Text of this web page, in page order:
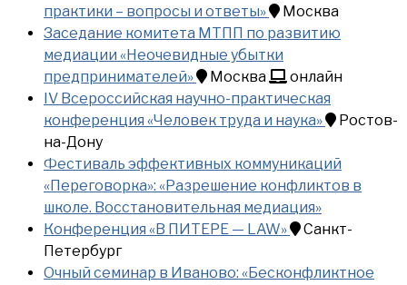
практики – вопросы и ответы»
Москва
Заседание комитета МТПП по развитию
медиации «Неочевидные убытки
предпринимателей»
Москва
онлайн
IV Всероссийская научно-практическая
конференция «Человек труда и наука»
Ростов-
на-Дону
Фестиваль эффективных коммуникаций
«Переговорка»: «Разрешение конфликтов в
школе. Восстановительная медиация»
Конференция «В ПИТЕРЕ — LAW»
Санкт-
Петербург
Очный семинар в Иваново: «Бесконфликтное